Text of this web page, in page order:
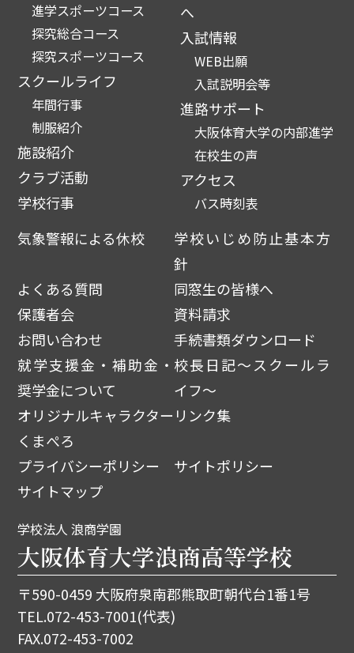
進学スポーツコース
探究総合コース
探究スポーツコース
スクールライフ
年間行事
制服紹介
施設紹介
クラブ活動
学校行事
へ
入試情報
WEB出願
入試説明会等
進路サポート
大阪体育大学の内部進学
在校生の声
アクセス
バス時刻表
気象警報による休校
学校いじめ防止基本方
針
よくある質問
同窓生の皆様へ
保護者会
資料請求
お問い合わせ
手続書類ダウンロード
就学支援金・補助金・
奨学金について
校長日記～スクールラ
イフ～
オリジナルキャラクター
くまぺろ
リンク集
プライバシーポリシー
サイトポリシー
サイトマップ
学校法人 浪商学園
大阪体育大学浪商高等学校
〒590-0459 大阪府泉南郡熊取町朝代台1番1号
TEL.072-453-7001(代表)
FAX.072-453-7002